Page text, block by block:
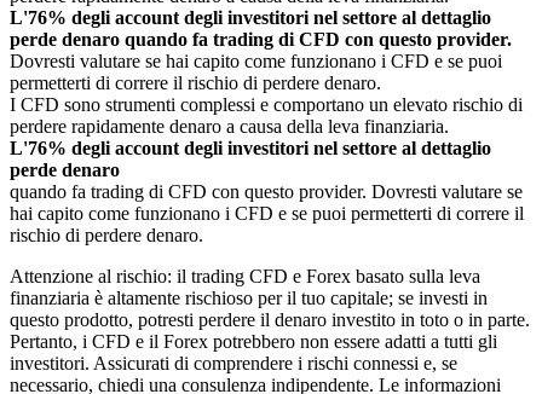
L'76% degli account degli investitori nel settore al dettaglio
perde denaro quando fa trading di CFD con questo provider.
Dovresti valutare se hai capito come funzionano i CFD e se puoi
permetterti di correre il rischio di perdere denaro.
I CFD sono strumenti complessi e comportano un elevato rischio di
perdere rapidamente denaro a causa della leva finanziaria.
L'76% degli account degli investitori nel settore al dettaglio
perde denaro
quando fa trading di CFD con questo provider. Dovresti valutare se
hai capito come funzionano i CFD e se puoi permetterti di correre il
rischio di perdere denaro.
Attenzione al rischio: il trading CFD e Forex basato sulla leva
finanziaria è altamente rischioso per il tuo capitale; se investi in
questo prodotto, potresti perdere il denaro investito in toto o in parte.
Pertanto, i CFD e il Forex potrebbero non essere adatti a tutti gli
investitori. Assicurati di comprendere i rischi connessi e, se
necessario, chiedi una consulenza indipendente. Le informazioni